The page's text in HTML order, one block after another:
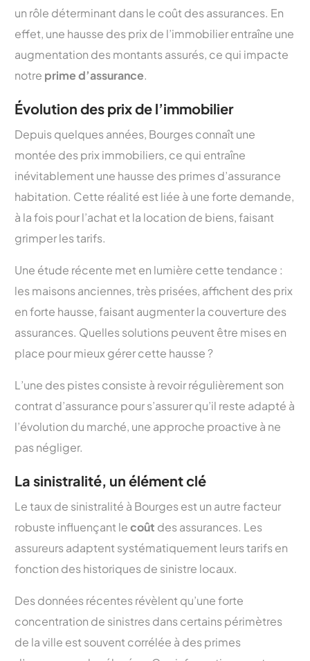
un rôle déterminant dans le coût des assurances. En
effet, une hausse des prix de l’immobilier entraîne une
augmentation des montants assurés, ce qui impacte
notre prime d’assurance.
Évolution des prix de l’immobilier
Depuis quelques années, Bourges connaît une
montée des prix immobiliers, ce qui entraîne
inévitablement une hausse des primes d’assurance
habitation. Cette réalité est liée à une forte demande,
à la fois pour l’achat et la location de biens, faisant
grimper les tarifs.
Une étude récente met en lumière cette tendance :
les maisons anciennes, très prisées, affichent des prix
en forte hausse, faisant augmenter la couverture des
assurances. Quelles solutions peuvent être mises en
place pour mieux gérer cette hausse ?
L’une des pistes consiste à revoir régulièrement son
contrat d’assurance pour s’assurer qu’il reste adapté à
l’évolution du marché, une approche proactive à ne
pas négliger.
La sinistralité, un élément clé
Le taux de sinistralité à Bourges est un autre facteur
robuste influençant lecoût des assurances. Les
assureurs adaptent systématiquement leurs tarifs en
fonction des historiques de sinistre locaux.
Des données récentes révèlent qu’une forte
concentration de sinistres dans certains périmètres
de la ville est souvent corrélée à des primes